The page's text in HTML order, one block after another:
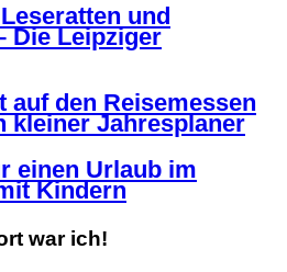
und
Die Leipziger
auf den Reisemessen
kleiner Jahresplaner
einen Urlaub im
Kindern
war ich!